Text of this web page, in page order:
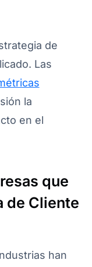
de
Las
la
en el
que
de Cliente
han